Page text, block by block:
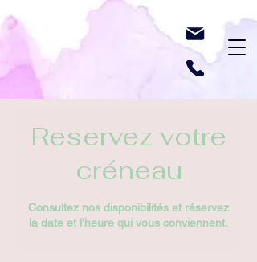
Reservez votre
créneau
Consultez nos disponibilités et réservez
la date et l'heure qui vous conviennent.